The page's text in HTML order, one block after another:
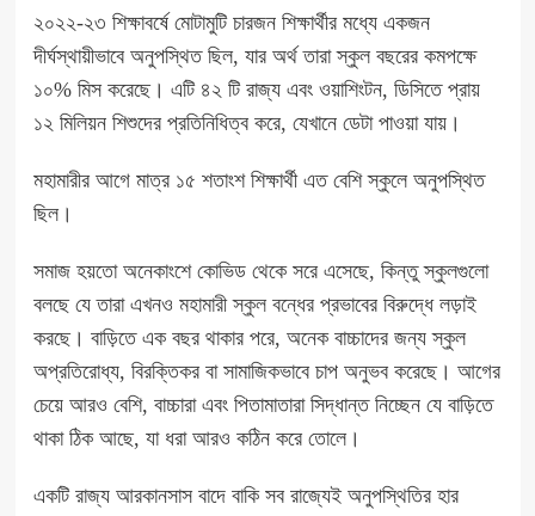
২০২২-২৩ শিক্ষাবর্ষে মোটামুটি চারজন শিক্ষার্থীর মধ্যে একজন
দীর্ঘস্থায়ীভাবে অনুপস্থিত ছিল, যার অর্থ তারা স্কুল বছরের কমপক্ষে
১০% মিস করেছে। এটি ৪২ টি রাজ্য এবং ওয়াশিংটন, ডিসিতে প্রায়
১২ মিলিয়ন শিশুদের প্রতিনিধিত্ব করে, যেখানে ডেটা পাওয়া যায়।
মহামারীর আগে মাত্র ১৫ শতাংশ শিক্ষার্থী এত বেশি স্কুলে অনুপস্থিত
ছিল।
সমাজ হয়তো অনেকাংশে কোভিড থেকে সরে এসেছে, কিন্তু স্কুলগুলো
বলছে যে তারা এখনও মহামারী স্কুল বন্ধেরপ্রভাবের বিরুদ্ধে লড়াই
করছে। বাড়িতে এক বছর থাকার পরে, অনেক বাচ্চাদের জন্য স্কুল
অপ্রতিরোধ্য, বিরক্তিকর বা সামাজিকভাবে চাপ অনুভব করেছে। আগের
চেয়ে আরও বেশি, বাচ্চারা এবং পিতামাতারা সিদ্ধান্ত নিচ্ছেন যে বাড়িতে
থাকা ঠিক আছে, যা ধরা আরও কঠিন করে তোলে।
একটি রাজ্য আরকানসাস বাদে বাকি সব রাজ্যেই অনুপস্থিতির হার